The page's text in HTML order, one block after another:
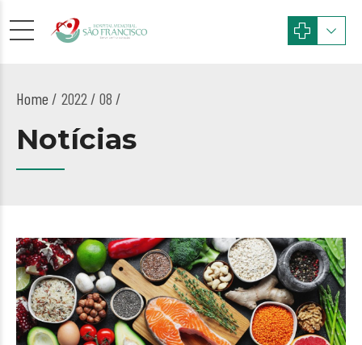
Home 2022 / 08 /
Notícias